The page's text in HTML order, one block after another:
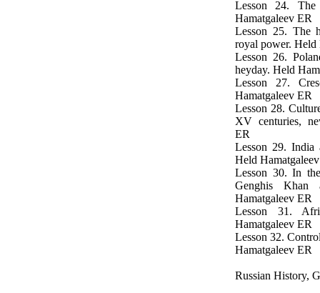
Lesson 24.
Hamatgaleev ER
Lesson 25. The
royal power. Held
Lesson 26.
heyday. Held
Lesson 27.
Hamatgaleev ER
Lesson 28.
XV centuries,
ER
Lesson 29.
Held
Lesson 30. In
Genghis Khan
Hamatgaleev ER
Lesson 31.
Hamatgaleev ER
Lesson 32.
Hamatgaleev ER
Russian History,